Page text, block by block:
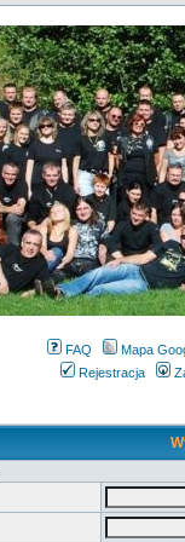
FAQ
Mapa
Rejestracja